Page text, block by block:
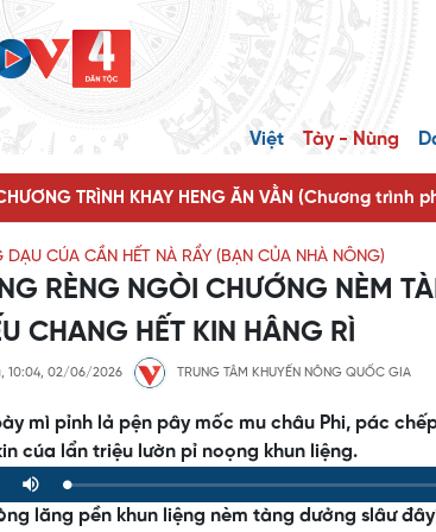
Việt Tày - Nùng
TRÌNH KHAY HENG ĂN VẰN (Chương trình
DẠU CÚA CẦN HẾT NÀ RẨY (BẠN CỦA NHÀ NÔNG)
RÈNG NGÒI CHƯỚNG NÈM
CHANG HẾT KIN HÂNG RÌ
10:04, 02/06/2026 TRUNG TÂM KHUYẾN NÔNG QUỐC GIA
mì pỉnh lả pện pây mốc mu châu Phi, pác
cúa lẩn triệu lườn pỉ noọng khun liệng.
Mute Loaded:
0%
Progress:
0%
lăng pền khun liệng nèm tàng dưởng slâư